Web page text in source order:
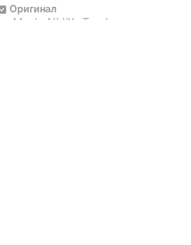
Оригинал
Men's All We Trust